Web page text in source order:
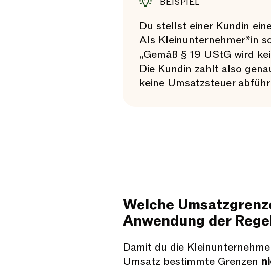
Du stellst einer Kundin
Als Kleinunternehmer*in
„Gemäß § 19 UStG wird
Die Kundin zahlt also
keine Umsatzsteuer
Welche
Anwendung der
Damit du die
Umsatz bestimmte Grenzen